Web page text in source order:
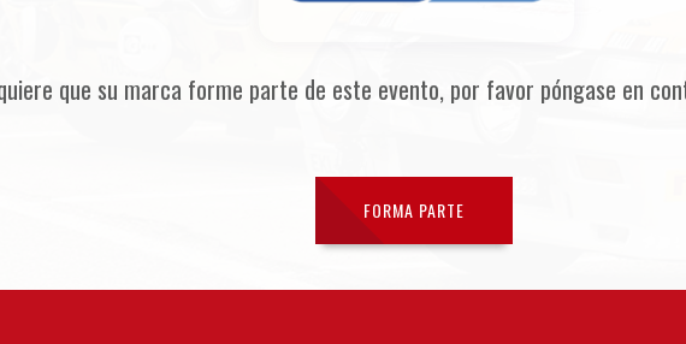
que su marca forme parte de este evento, por favor póngase en
FORMA PARTE